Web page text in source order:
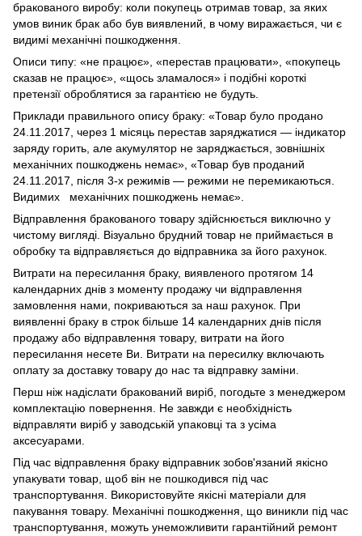
бракованого виробу: коли покупець отримав товар, за яких
умов виник брак або був виявлений, в чому виражається, чи є
видимі механічні пошкодження.
Описи типу: «не працює», «перестав працювати», «покупець
сказав не працює», «щось зламалося» і подібні короткі
претензії оброблятися за гарантією не будуть.
Приклади правильного опису браку: «Товар було продано
24.11.2017, через 1 місяць перестав заряджатися — індикатор
заряду горить, але акумулятор не заряджається, зовнішніх
механічних пошкоджень немає», «Товар був проданий
24.11.2017, після 3-х режимів — режими не перемикаються.
Видимих механічних пошкоджень немає».
Відправлення бракованого товару здійснюється виключно у
чистому вигляді. Візуально брудний товар не приймається в
обробку та відправляється до відправника за його рахунок.
Витрати на пересилання браку, виявленого протягом 14
календарних днів з моменту продажу чи відправлення
замовлення нами, покриваються за наш рахунок. При
виявленні браку в строк більше 14 календарних днів після
продажу або відправлення товару, витрати на його
пересилання несете Ви. Витрати на пересилку включають
оплату за доставку товару до нас та відправку заміни.
Перш ніж надіслати бракований виріб, погодьте з менеджером
комплектацію повернення. Не завжди є необхідність
відправляти виріб у заводській упаковці та з усіма
аксесуарами.
Під час відправлення браку відправник зобов'язаний якісно
упакувати товар, щоб він не пошкодився під час
транспортування. Використовуйте якісні матеріали для
пакування товару. Механічні пошкодження, що виникли під час
транспортування, можуть унеможливити гарантійний ремонт